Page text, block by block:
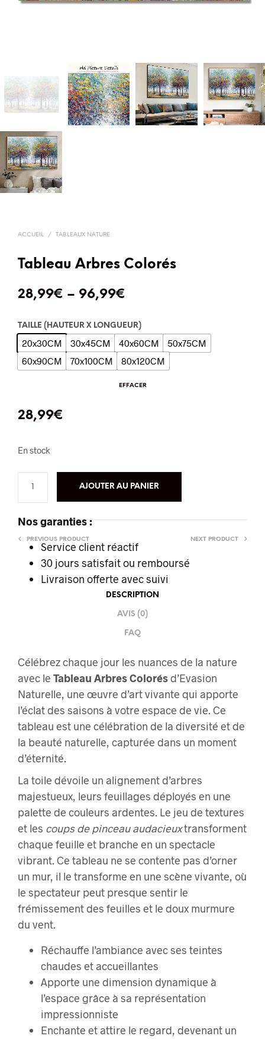
ACCUEIL / TABLEAUX NATURE
Tableau Arbres Colorés
28,99€ – 96,99€
TAILLE (HAUTEUR X LONGUEUR)
20x30CM 30x45CM 40x60CM
50x75CM
60x90CM
70x100CM 80x120CM
EFFACER
28,99€
En stock
AJOUTER AU PANIER
Nos garanties :
Service client réactif
30 jours satisfait ou remboursé
Livraison offerteavec suivi
PREVIOUS PRODUCT NEXT PRODUCT
DESCRIPTION
AVIS (0)
FAQ
Célébrez chaque jour les nuances de la nature
avec le Tableau Arbres Colorésd’Evasion
Naturelle, une œuvre d’art vivante qui apporte
l’éclat des saisons à votre espace de vie. Ce
tableau est une célébration de la diversité et de
la beauté naturelle, capturée dans un moment
d’éternité.
La toile dévoile un alignement d’arbres
majestueux, leurs feuillages déployés en une
palette de couleurs ardentes. Le jeu de textures
et les coups de pinceau audacieuxtransforment
chaque feuille et branche en un spectacle
vibrant. Ce tableau ne se contente pas d’orner
un mur, il le transforme en une scène vivante, où
le spectateur peut presque sentir le
frémissement des feuilles et le doux murmure
du vent.
Réchauffe l’ambiance avec ses teintes
chaudes et accueillantes
Apporte une dimension dynamique à
l’espace grâce à sa représentation
impressionniste
Enchante et attire le regard, devenant un